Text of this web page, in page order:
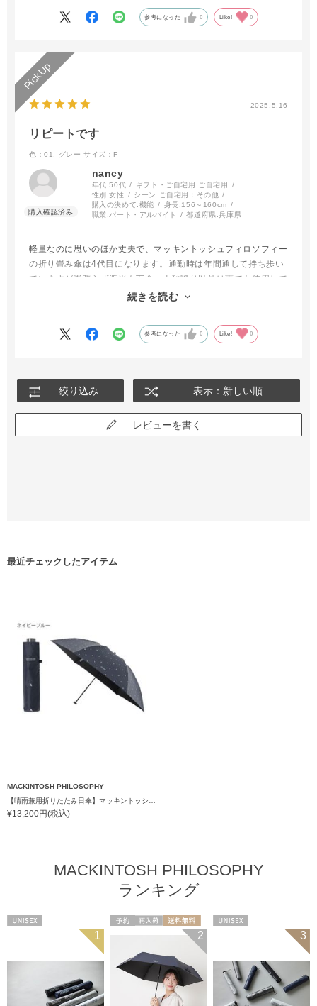
参考になった 0 Like! 0
2025.5.16
リピートです
色：01. グレー サイズ：F
nancy
年代:50代 ギフト・ご自宅用: ご自宅用
性別:女性 シーン: ご自宅用：その他
購入の決めて:機能 身長:156～160cm
職業:パート・アルバイト 都道府県:兵庫県
軽量なのに思いのほか丈夫で、マッキントッシュフィロソフィー
の折り畳み傘は4代目になります。通勤時は年間通して持ち歩い
ていますが嵩張らず遮光も万全。土砂降り以外は雨でも使用して
います。今回はデザインが気に入り柄入りのものにしてみまし
続きを読む
参考になった 0 Like! 0
絞り込み 表示：新しい順
レビューを書く
最近チェックしたアイテム
MACKINTOSH PHILOSOPHY
【晴雨兼用折りたたみ日傘】マッキントッシュ フィロソフィー (MACKINTOSH PHILOSOPHY)アンブレラモチーフ 雨の日OK 軽量 遮光100％ 遮熱 UV
¥13,200円(税込)
MACKINTOSH PHILOSOPHY
ランキング
1
送料無料 2 3